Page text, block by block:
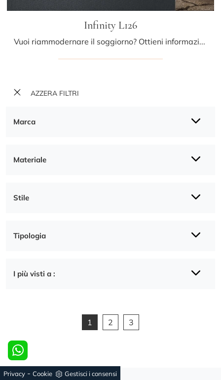
AZZERA FILTRI
Marca
Materiale
Stile
Tipologia
I più visti a :
Infinity L126
Vuoi riammodernare il soggiorno? Ottieni informazioni sulle librerie moderne a muro e arreda i tuoi spazi con il modello Infinity L126.
1 2 3
Privacy - Cookie Gestisci i consensi